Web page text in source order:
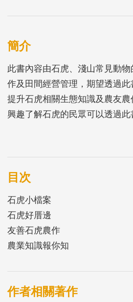
簡介
此書內容由石虎、淺山常見動
作及田間經營管理，期望透過
提升石虎相關生態知識及農友
興趣了解石虎的民眾可以透過
目次
石虎小檔案
石虎好厝邊
友善石虎農作
農業知識報你知
作者相關著作